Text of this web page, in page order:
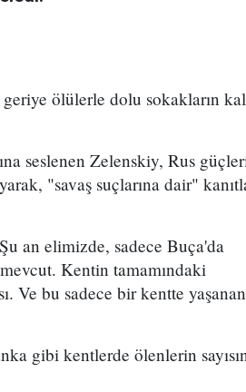
ölülerle dolu sokakların
seslenen Zelenskiy, Rus
"savaş suçlarına dair"
an elimizde, sadece Buça'da
Kentin tamamındaki
Ve bu sadece bir kentte
gibi kentlerde ölenlerin